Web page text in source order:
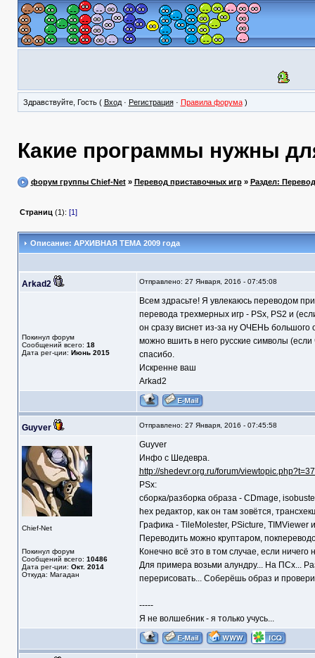
Здравствуйте, Гость ( Вход· Регистрация· Правила форума)
Какие программы нужны
форум группы Chief-Net» Перевод приставочных игр» Раздел:
Страниц (1): [1]
Описание: АРХИВНАЯ ТЕМА 2009 года
Arkad2 Отправлено: 27 Января, 2016 - 07:45:08
Покинул форум
Сообщений всего: 18
Дата рег-ции: Июнь 2015
Всем здрасьте! Я увлекаюсь переводом
перевода трехмерных игр - PSx, PS2 и
он сразу виснет из-за ну ОЧЕНЬ большого
можно вшить в него русские символы
спасибо.
Искренне ваш
Arkad2
Guyver Отправлено: 27 Января, 2016 - 07:45:58
Chief-Net
Покинул форум
Сообщений всего: 10486
Дата рег-ции: Окт. 2014
Откуда: Магадан
Guyver
Инфо с Шедевра.
http://shedevr.org.ru/forum/
PSx:
сборка/разборка образа - CDmage,
hex редактор, как он там зовётся,
Графика - TileMolester, PSicture,
Переводить можно круптаром,
Конечно всё это в том случае, если ничего
Для примера возьми алундру... На ПСх...
перерисовать... Соберёшь образ и
-----
Я не волшебник - я только учусь...